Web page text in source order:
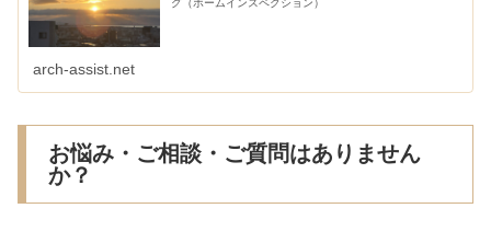
グ（ホームインスペクション）
arch-assist.net
お悩み・ご相談・ご質問はありません
か？